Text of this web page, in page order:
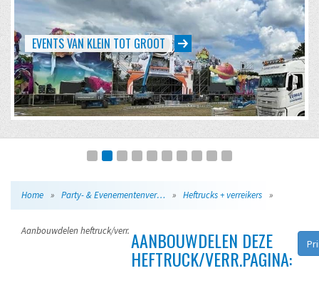
EVENTS VAN KLEIN TOT GROOT
Home » Party- & Evenementenverhuur » Heftrucks + verreikers »
Aanbouwdelen heftruck/verr.AANBOUWDELEN
HEFTRUCK/VERR.
DEZE
PAGINA: